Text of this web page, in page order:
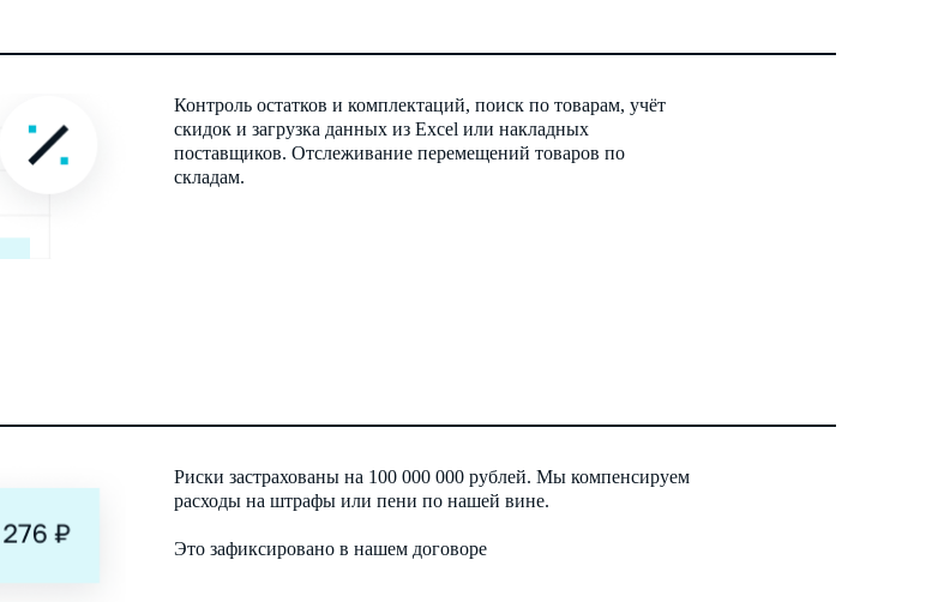
Контроль остатков и комплектаций, поиск по товарам, учёт
скидок и загрузка данных из Excel или накладных
поставщиков. Отслеживание перемещений товаров по
складам.
Риски застрахованы на 100 000 000 рублей. Мы компенсируем
расходы на штрафы или пени по нашей вине.
Это зафиксировано в нашем договоре